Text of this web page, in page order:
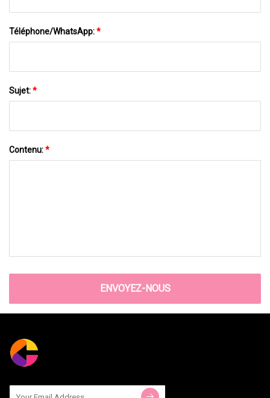
Téléphone/WhatsApp:*
Sujet:*
Contenu:*
ENVOYEZ-NOUS